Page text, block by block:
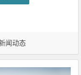
闻动态